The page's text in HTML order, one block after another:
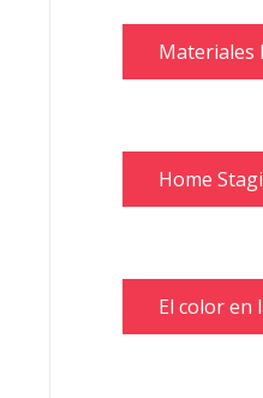
Materiales I
Home
El color en